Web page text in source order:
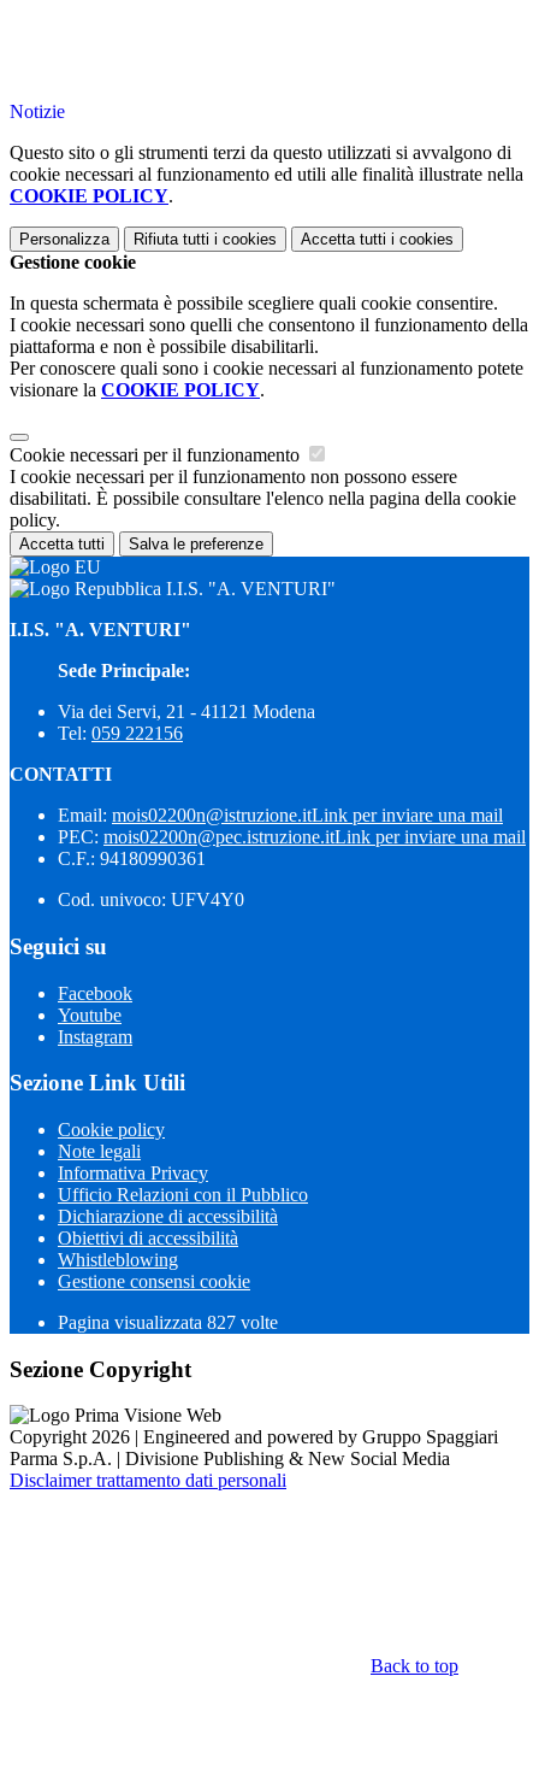
Notizie
Questo sito o gli strumenti terzi da questo utilizzati si avvalgono di
cookie necessari al funzionamento ed utili alle finalità illustrate nella
COOKIE POLICY.
Personalizza Rifiuta tutti i cookies Accetta tutti i cookies
Gestione cookie
In questa schermata è possibile scegliere quali cookie consentire.
I cookie necessari sono quelli che consentono il funzionamento della
piattaforma e non è possibile disabilitarli.
Per conoscere quali sono i cookie necessari al funzionamento potete
visionare la COOKIE POLICY.
Cookie necessari per il funzionamento
I cookie necessari per il funzionamento non possono essere
disabilitati. È possibile consultare l'elenco nella pagina della cookie
policy.
Accetta tutti Salva le preferenze
I.I.S. "A. VENTURI"
I.I.S. "A. VENTURI"
Sede Principale:
Via dei Servi, 21 - 41121 Modena
Tel: 059 222156
CONTATTI
Email: mois02200n@istruzione.itLink per inviare una mail
PEC: mois02200n@pec.istruzione.itLink per inviare una mail
C.F.: 94180990361
Cod. univoco: UFV4Y0
Seguici su
Facebook
Youtube
Instagram
Sezione Link Utili
Cookie policy
Note legali
Informativa Privacy
Ufficio Relazioni con il Pubblico
Dichiarazione di accessibilità
Obiettivi di accessibilità
Whistleblowing
Gestione consensi cookie
Pagina visualizzata 827 volte
Sezione Copyright
Copyright 2026 | Engineered and powered by Gruppo Spaggiari
Parma S.p.A. | Divisione Publishing & New Social Media
Disclaimer trattamento dati personali
Back to top